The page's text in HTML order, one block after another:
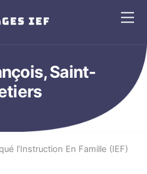
Saint-
l’Instruction En Famille (IEF)